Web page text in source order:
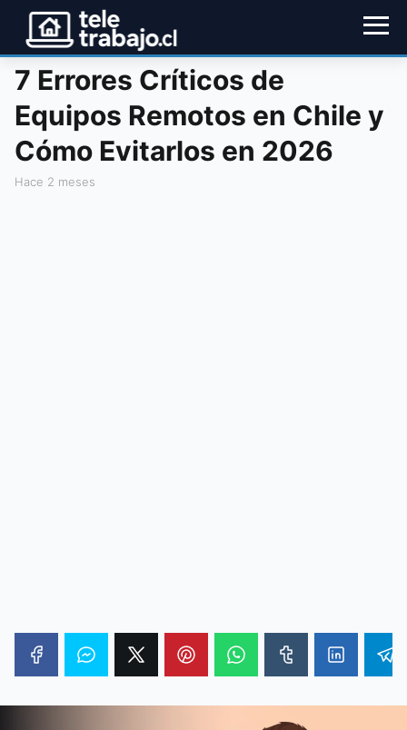
7 Errores Críticos de
Equipos Remotos en Chile y
Cómo Evitarlos en 2026
hace 2 meses